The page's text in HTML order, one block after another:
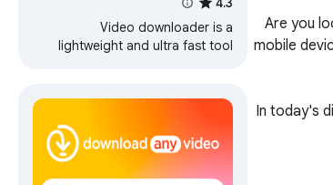
Are you
mobile
In today's
Video downloader is a
lightweight and ultra fast tool
websites.